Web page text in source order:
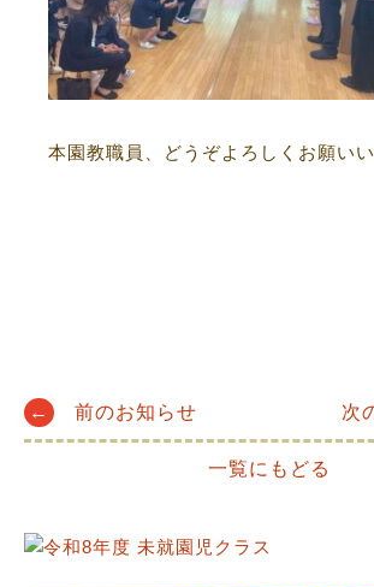
本園教職員、どうぞよろしくお願いい
Post
← 前のお知らせ 次
一覧にもどる